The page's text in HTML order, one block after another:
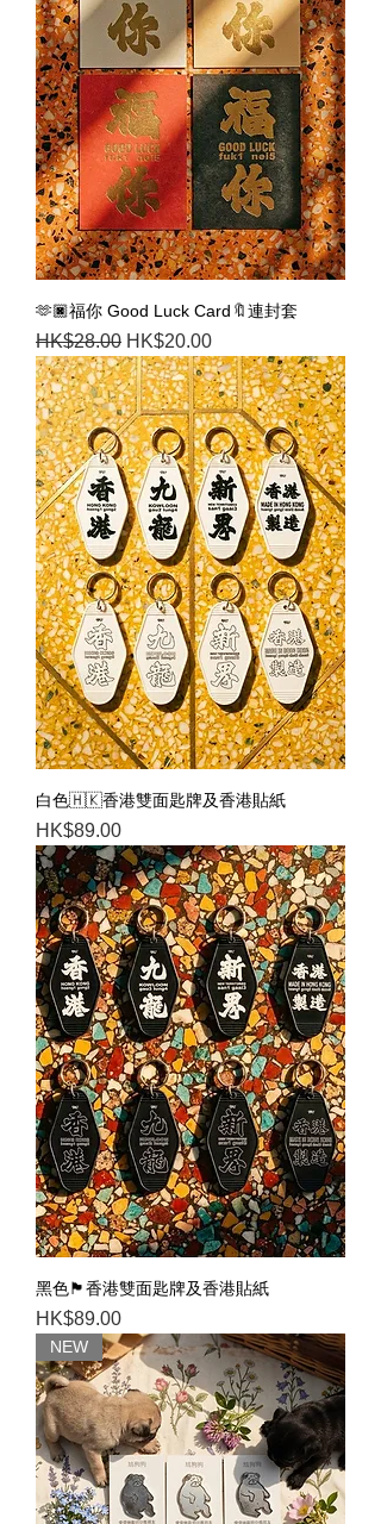
🫶🏿福你 Good Luck Card🔖連封套
Regular Price
HK$28.00 Sale Price
HK$20.00
白色🇭🇰香港雙面匙牌及香港貼紙
Price
HK$89.00
黑色🏴香港雙面匙牌及香港貼紙
Price
HK$89.00
NEW